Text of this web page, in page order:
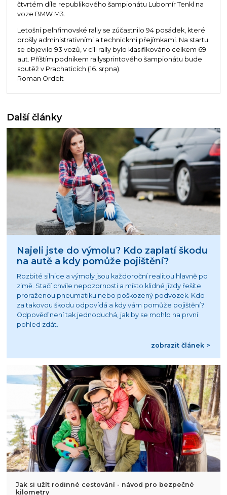
čtvrtém díle republikového šampionátu Lubomír Tenkl na
voze BMW M3.
Letošní pelhřimovské rally se zúčastnilo 94 posádek, které
prošly administrativními a technickmi přejímkami. Na startu
se objevilo 93 vozů, v cíli rally bylo klasifikováno celkem 69
aut. Příštím podnikem rallysprintového šampionátu bude
soutěž v Prachaticích (16. srpna).
Roman Ordelt
Další články
Najeli jste do výmolu? Kdo zaplatí škodu
na autě a kdy pomůže pojištění?
Rozbité silnice a výmoly jsou každoroční realitou hlavně po
zimě. Stačí chvíle nepozornosti a místo klidné jízdy řešíte
proraženou pneumatiku nebo poškozený podvozek. Kdo
za takovou škodu odpovídá a kdy vám pomůže pojištění?
Odpověď není tak jednoduchá, jak by se mohlo na první
pohled zdát.
zobrazit článek >
Jak si užít rodinné cestování - návod pro bezpečné
kilometry